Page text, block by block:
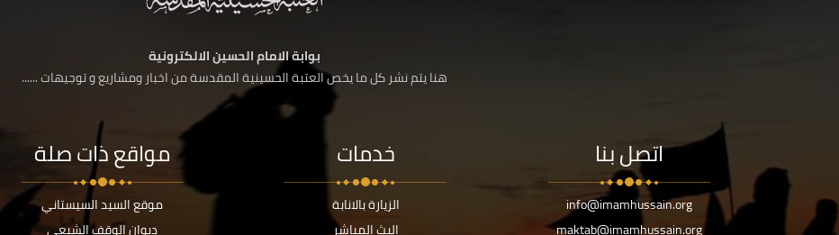
بوابة الامام الحسين الالكترونية
هنا يتم نشر كل ما يخص العتبة الحسينية المقدسة من اخبار ومشاريع و توجيهات ......
اتصل بنا
info@imamhussain.org
maktab@imamhussain.org
خدمات
الزيارة بالانابة
البث المباشر
مواقع ذات صلة
موقع السيد السيستاني
ديوان الوقف الشيعي